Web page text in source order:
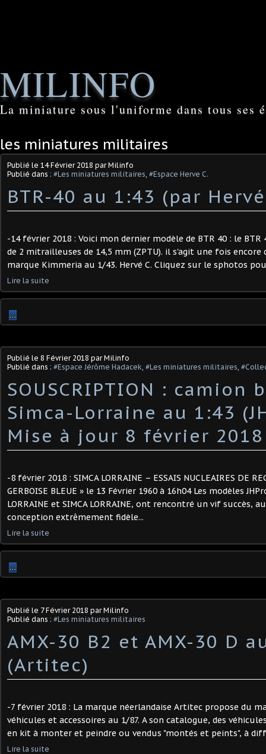
MILINFO
La miniature sous l'uniforme dans tous ses
les miniatures militaires
Publié le 14 Février 2018 par Milinfo
Publié dans : #Les miniatures militaires, #Espace Herve C.
BTR-40 au 1:43 (par
-14 février 2018 : Voici mon dernier modèle de BTR 40 : le BTR
de 2 mitrailleuses de 14,5 mm (ZPTU). il s'agit une fois
marque Kimmeria au 1/43. Hervé C. Cliquez sur le sphotos
Lire la suite
…
Publié le 8 Février 2018 par Milinfo
Publié dans : #Espace Jérôme Hadacek, #Les miniatures militaires,
SOUSCRIPTION : camion
Simca-Lorraine au 1:43
Mise à jour 8 février 2018
-8 février 2018 : SIMCA LORRAINE – ESSAIS NUCLEAIRES DE
GERBOISE BLEUE » le 13 Février 1960 à 16h04 Les modèles
LORRAINE et SIMCA LORRAINE, ont rencontré un vif succès,
conception extrêmement fidèle...
Lire la suite
…
Publié le 7 Février 2018 par Milinfo
Publié dans : #Les miniatures militaires
AMX-30 B2 et AMX-30 D
(Artitec)
-7 février 2018 : La marque néerlandaise Artitec propose du
véhicules et accessoires au 1/87. A son catalogue, des
en kit à monter et peindre ou vendus "montés et peints", à
Lire la suite